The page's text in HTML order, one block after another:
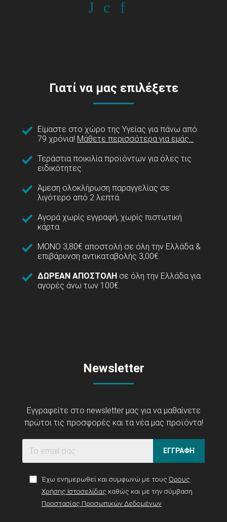
Γιατί να μας επιλέξετε
Είμαστε στο χώρο της Υγείας για πάνω από
79 χρόνια! Μάθετε περισσότερα για εμάς...
Τεράστια ποικιλία προϊόντων για όλες τις
ειδικότητες.
Άμεση ολοκλήρωση παραγγελίας σε
λιγότερο από 2 λεπτά.
Αγορά χωρίς εγγραφή, χωρίς πιστωτική
κάρτα.
ΜΟΝΟ 3,80€ αποστολή σε όλη την Ελλάδα &
επιβάρυνση αντικαταβολής 3,00€.
ΔΩΡΕΑΝ ΑΠΟΣΤΟΛΗ σε όλη την Ελλάδα για
αγορές άνω των 100€.
Newsletter
Εγγραφείτε στο newsletter μας για να μαθαίνετε
πρώτοι τις προσφορές και τα νέα μας προϊόντα!
ΕΓΓΡΑΦΗ
Έχω ενημερωθεί και συμφωνώ με τους Όρους
Χρήσης Ιστοσελίδας καθώς και με την σύμβαση
Προστασίας Προσωπικών Δεδομένων